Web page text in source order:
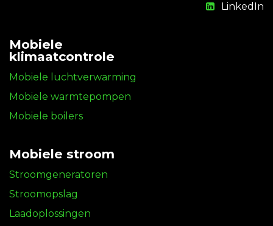
LinkedIn
Mobiele
klimaatcontrole
Mobiele luchtverwarming
Mobiele warmtepompen
Mobiele boilers
Mobiele stroom
Stroomgeneratoren
Stroomopslag
Laadoplossingen